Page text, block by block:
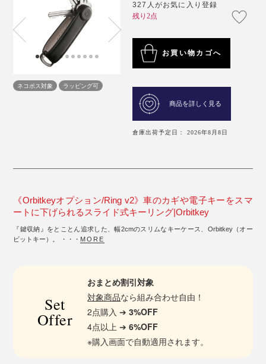
ネコポス対象 ラッピング可
327人がお気に入り登録
残り2点
お買い物カゴへ
商品を詳しく見る
倉庫出荷予定日： 2026年8月8日
《Orbitkeyオプション/Ring v2》車のカギや電子キーをスマ
ートに下げられるスライド式キーリング|Orbitkey
『鍵収納』をとことん追求した、幅2cmのスリムなキーケース、Orbitkey（オー
ビットキー）。 ・・・ MORE
Set
Offer
おまとめ割引対象
対象商品なら組み合わせ自由！
2点購入 ➔3%OFF
4点以上 ➔6%OFF
※購入画面で自動適用されます。